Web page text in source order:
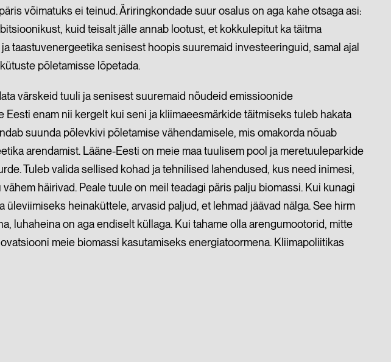
võimatuks ei teinud. Äriringkondade suur osalus on aga kahe otsaga asi:
kuid teisalt jälle annab lootust, et kokkulepitut ka täitma
taastuvenergeetika senisest hoopis suuremaid investeeringuid, samal ajal
põletamisse lõpetada.
värskeid tuuli ja senisest suuremaid nõudeid emissioonide
Eesti enam nii kergelt kui seni ja kliimaeesmärkide täitmiseks tuleb hakata
suunda põlevkivi põletamise vähendamisele, mis omakorda nõuab
arendamist. Lääne-Eesti on meie maa tuulisem pool ja meretuuleparkide
Tuleb valida sellised kohad ja tehnilised lahendused, kus need inimesi,
häirivad. Peale tuule on meil teadagi päris palju biomassi. Kui kunagi
üleviimiseks heinaküttele, arvasid paljud, et lehmad jäävad nälga. See hirm
luhaheina on aga endiselt küllaga. Kui tahame olla arengumootorid, mitte
meie biomassi kasutamiseks energiatoormena. Kliimapoliitikas